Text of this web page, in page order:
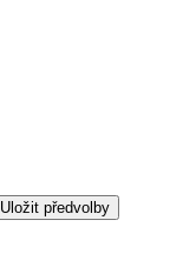
Uložit předvolby